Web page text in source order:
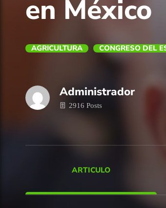
en México
AGRICULTURA CONGRESO DEL
Administrador
2916 Posts
ARTICULO